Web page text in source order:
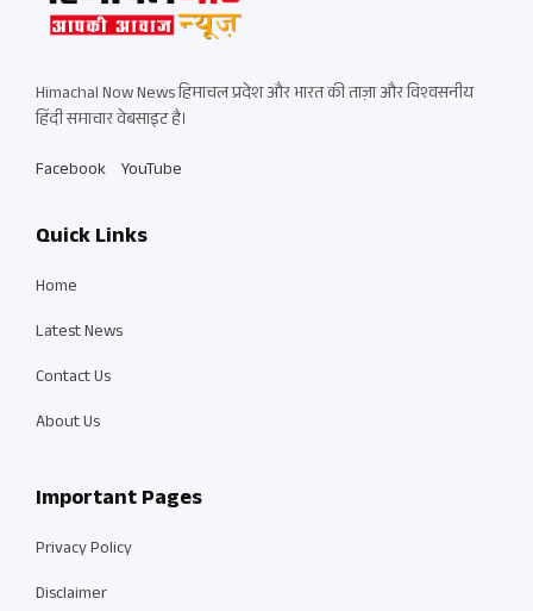
Himachal Now News हिमाचल प्रदेश और भारत की ताज़ा और विश्वसनीय
हिंदी समाचार वेबसाइट है।
Facebook YouTube
Quick Links
Home
Latest News
Contact Us
About Us
Important Pages
Privacy Policy
Disclaimer